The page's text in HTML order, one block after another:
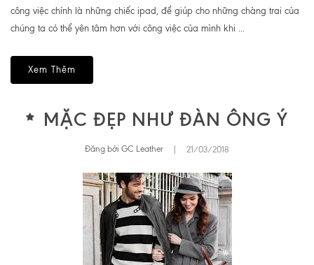
công việc chính là những chiếc ipad, để giúp cho những chàng trai của
chúng ta có thể yên tâm hơn với công việc của mình khi ...
Xem Thêm
MẶC ĐẸP NHƯ ĐÀN ÔNG Ý
Đăng bởi GC Leather 21/03/2018